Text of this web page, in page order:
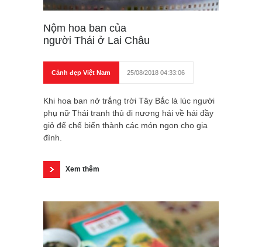
Nộm hoa ban của
người Thái ở Lai Châu
Cảnh đẹp Việt Nam 25/08/2018 04:33:06
Khi hoa ban nở trắng trời Tây Bắc là lúc người
phụ nữ Thái tranh thủ đi nương hái về hái đầy
giỏ để chế biến thành các món ngon cho gia
đình.
Xem thêm